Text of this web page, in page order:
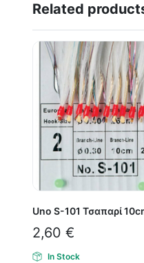
Related
Uno S-101 Τσαπαρί
2,60 €
In Stock